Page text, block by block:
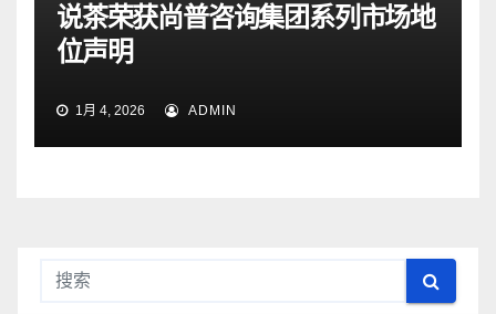
说茶荣获尚普咨询集团系列市场地
位声明
1月 4, 2026 ADMIN